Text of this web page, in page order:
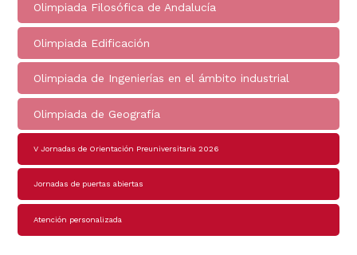
Olimpiada Filosófica de Andalucía
Olimpiada Edificación
Olimpiada de Ingenierías en el ámbito industrial
Olimpiada de Geografía
V Jornadas de Orientación Preuniversitaria 2026
Jornadas de puertas abiertas
Atención personalizada